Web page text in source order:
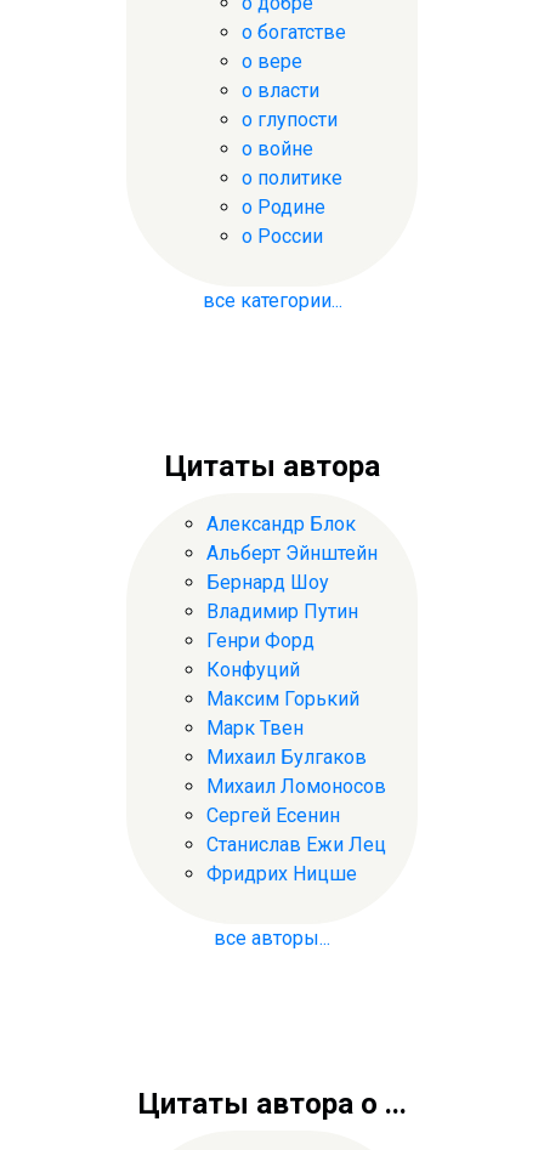
о богатстве
о вере
о власти
о глупости
о войне
о политике
о Родине
о России
все категории...
Цитаты автора
Александр Блок
Альберт Эйнштейн
Бернард Шоу
Владимир Путин
Генри Форд
Конфуций
Максим Горький
Марк Твен
Михаил Булгаков
Михаил Ломоносов
Сергей Есенин
Станислав Ежи Лец
Фридрих Ницше
все авторы...
Цитаты автора о ...